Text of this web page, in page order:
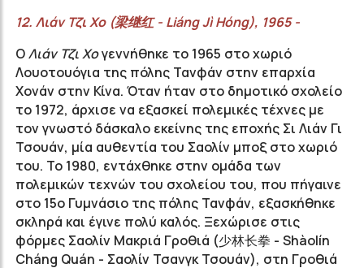
12. Λιάν ΤζιΧο(梁继红- LiángJì Hóng), 1965 -
ΟΛιάν Τζι Χογεννήθηκε το 1965 στο χωριό
Λουοτουόγια της πόλης Τανφάν στην επαρχία
Χονάν στην Κίνα. Όταν ήταν στο δημοτικό σχολείο
το 1972, άρχισε να εξασκεί πολεμικές τέχνες με
τον γνωστό δάσκαλο εκείνης της εποχής Σι Λιάν Γι
Τσουάν, μία αυθεντία του Σαολίν μποξ στο χωριό
του. Το 1980, εντάχθηκε στην ομάδα των
πολεμικών τεχνών του σχολείου του, που πήγαινε
στο 15ο Γυμνάσιο της πόλης Τανφάν, εξασκήθηκε
σκληρά και έγινε πολύ καλός. Ξεχώρισε στις
φόρμες Σαολίν Μακριά Γροθιά (少林长拳 - Shàolín
Cháng Quán - Σαολίν Τσανγκ Τσουάν), στη Γροθιά